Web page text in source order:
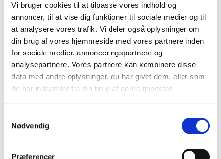
Vi bruger cookies til at tilpasse vores indhold og
annoncer, til at vise dig funktioner til sociale medier og til
at analysere vores trafik. Vi deler også oplysninger om
din brug af vores hjemmeside med vores partnere inden
for sociale medier, annonceringspartnere og
analysepartnere. Vores partnere kan kombinere disse
data med andre oplysninger, du har givet dem, eller som
de har indsamlet fra din brug af deres tjenester.
Nødvendig
Præferencer
Mundtlig kommunikation
Eleven kan deltage i længere, spontane samtaler og
argumentere for egne synspunkter på engelsk
Eleven kan forstå hovedindholdet af autentiske tekster
om samfundsrelaterede emner
Eleven har viden om kombination af teknikker til lytning
Eleven har viden om at søge og strukturere information